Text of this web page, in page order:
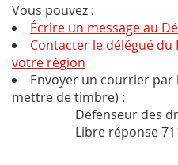
Vous pouvez :
Écrire un message au
Contacter le délégué
votre région
Envoyer un courrier par
mettre de timbre) :
Défenseur des
Libre réponse